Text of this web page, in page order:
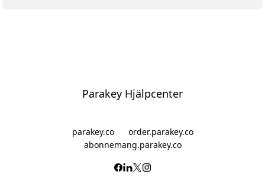
Parakey Hjälpcenter
parakey.co
order.parakey.co
abonnemang.parakey.co